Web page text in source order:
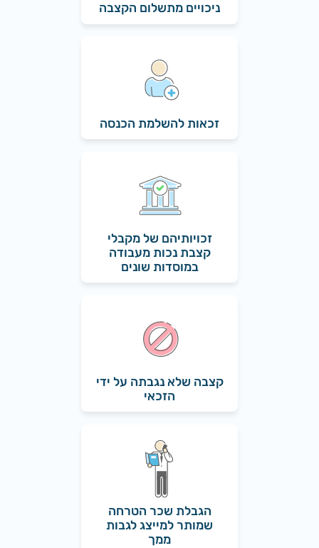
ניכויים מתשלום הקצבה
זכאות להשלמת הכנסה
זכויותיהם של מקבלי
קצבת נכות מעבודה
במוסדות שונים
קצבה שלא נגבתה על ידי
הזכאי
הגבלת שכר הטרחה
שמותר למייצג לגבות
ממך